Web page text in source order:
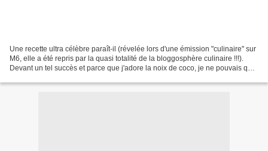
Une recette ultra célèbre paraît-il (révelée lors d'une émission "culinaire" sur
M6, elle a été repris par la quasi totalité de la bloggosphère culinaire !!!).
Devant un tel succès et parce que j'adore la noix de coco, je ne pouvais que